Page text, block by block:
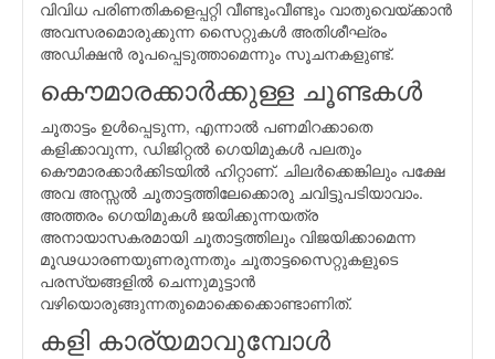
വിവിധ പരിണതികളെപ്പറ്റി വീണ്ടുംവീണ്ടും വാതുവെയ്ക്കാന്‍
അവസരമൊരുക്കുന്ന സൈറ്റുകള്‍ അതിശീഘ്രം
അഡിക്ഷന്‍ രൂപപ്പെടുത്താമെന്നും സൂചനകളുണ്ട്.
കൌമാരക്കാര്‍ക്കുള്ള ചൂണ്ടകള്‍
ചൂതാട്ടം ഉള്‍പ്പെടുന്ന, എന്നാല്‍ പണമിറക്കാതെ
കളിക്കാവുന്ന, ഡിജിറ്റല്‍ ഗെയിമുകള്‍ പലതും
കൌമാരക്കാര്‍ക്കിടയില്‍ ഹിറ്റാണ്. ചിലര്‍ക്കെങ്കിലും പക്ഷേ
അവ അസ്സല്‍ ചൂതാട്ടത്തിലേക്കൊരു ചവിട്ടുപടിയാവാം.
അത്തരം ഗെയിമുകള്‍ ജയിക്കുന്നയത്ര
അനായാസകരമായി ചൂതാട്ടത്തിലും വിജയിക്കാമെന്ന
മൂഢധാരണയുണരുന്നതും ചൂതാട്ടസൈറ്റുകളുടെ
പരസ്യങ്ങളില്‍ ചെന്നുമുട്ടാന്‍
വഴിയൊരുങ്ങുന്നതുമൊക്കെക്കൊണ്ടാണിത്.
കളി കാര്യമാവുമ്പോള്‍